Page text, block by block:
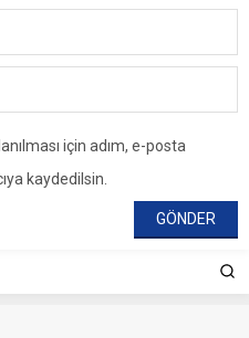
için adım, e-posta
kaydedilsin.